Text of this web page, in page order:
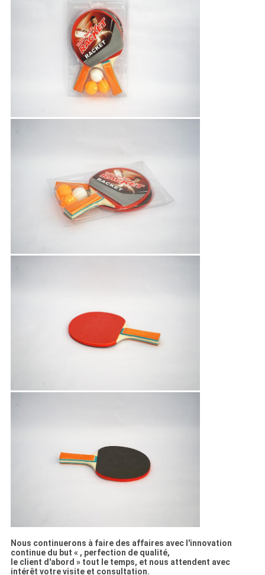
Nous continuerons à faire des affaires avec l'innovation
continue du but « , perfection de qualité,
le client d'abord » tout le temps, et nous attendent avec
intérêt votre visite et consultation.